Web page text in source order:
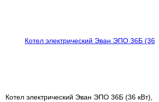
Котел электрический Эван ЭПО 36Б (36 кВт),